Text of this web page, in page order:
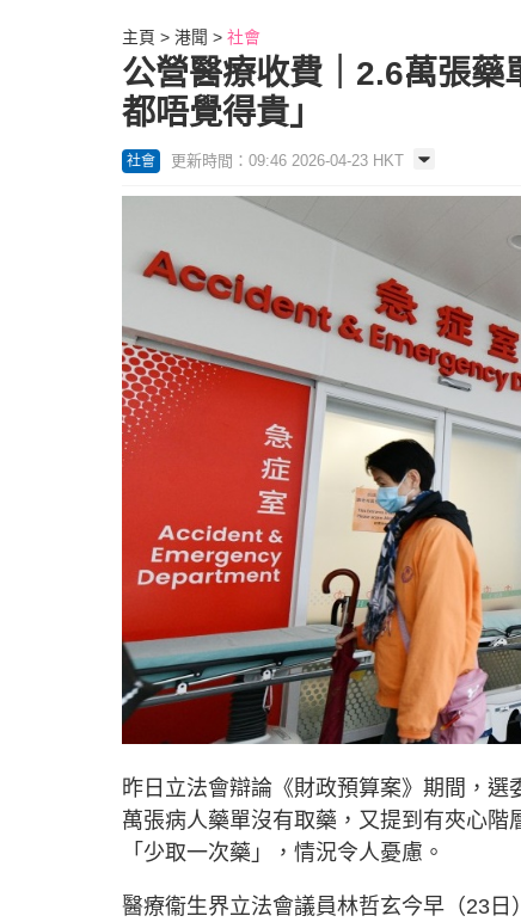
主頁 港聞 社會
公營醫療收費｜2.6萬張
都唔覺得貴」
社會 更新時間：09:46 2026-04-23 HKT
昨日立法會辯論《財政預算案》期間，
萬張病人藥單沒有取藥，又提到有夾心階
「少取一次藥」，情況令人憂慮。
醫療衞生界立法會議員林哲玄今早（23